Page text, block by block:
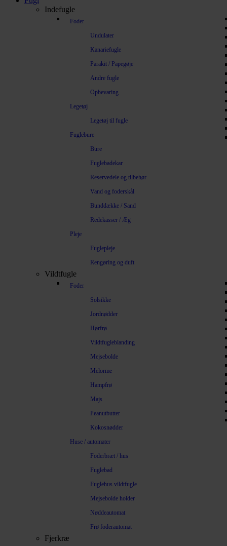
Indefugle
Foder
Undulater
Kanariefugle
Parakit / Papegøje
Andre fugle
Opbevaring
Legetøj
Legetøj til fugle
Fuglebure
Bure
Fuglebadekar
Reservedele og tilbehør
Vand og foderskål
Bunddække / Sand
Redekasser / Æg
Pleje
Fuglepleje
Rengøring og duft
Vildtfugle
Foder
Solsikke
Jordnødder
Hørfrø
Vildtfugleblanding
Mejsebolde
Melorme
Hampfrø
Majs
Peanutbutter
Kokosnødder
Huse / automater
Foderbræt / hus
Fuglebad
Fuglehus vildtfugle
Mejsebolde holder
Nøddeautomat
Frø foderautomat
Fjerkræ